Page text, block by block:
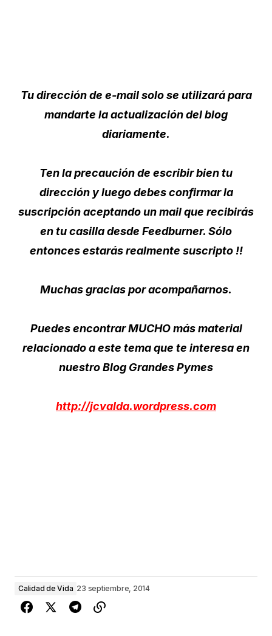
Tu dirección de e-mail solo se utilizará para
mandarte la actualización del blog
diariamente.
Ten la precaución de escribir bien tu
dirección y luego debes confirmar la
suscripción aceptando un mail que recibirás
en tu casilla desde Feedburner. Sólo
entonces estarás realmente suscripto !!
Muchas gracias por acompañarnos.
Puedes encontrar MUCHO más material
relacionado a este tema que te interesa en
nuestro Blog Grandes Pymes
http://jcvalda.wordpress.com
Calidad de Vida 23 septiembre, 2014